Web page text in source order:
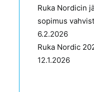
Ruka Nordicin
sopimus
6.2.2026
Ruka Nordic
12.1.2026